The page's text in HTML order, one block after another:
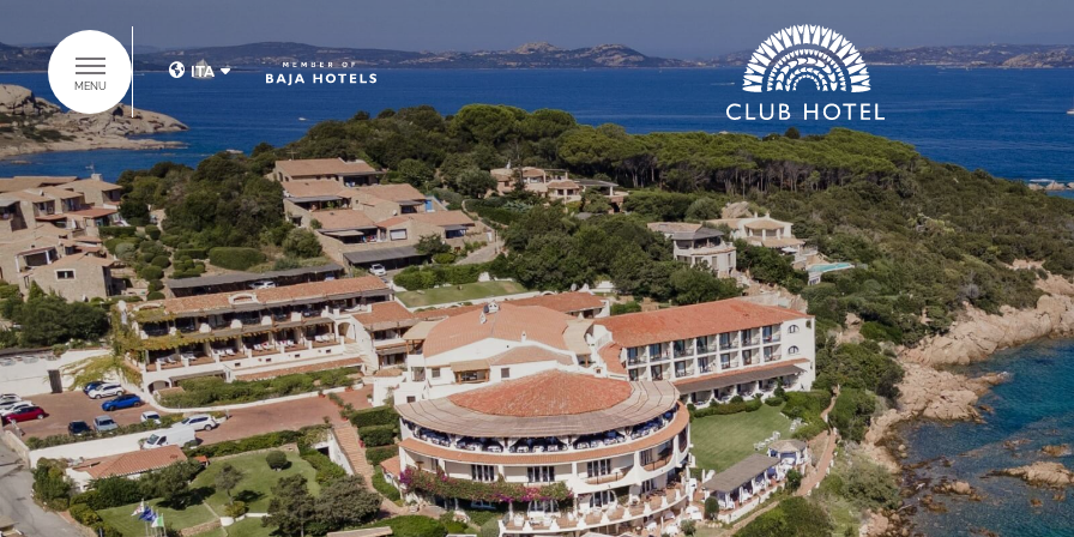
MENU
ITA
ENG
NOME *
EMAIL*
MESSAGGIO*
SCOPRI IL
GRUPPO BAJA
HOTELS
HOME
HOTELS
SUITES COLLECTION
RISTORANTI & BAR